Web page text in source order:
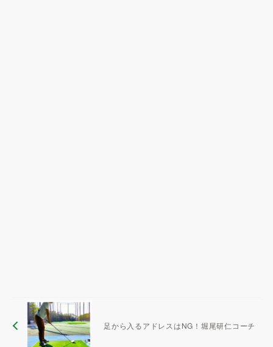
足から入るアドレスはNG！堀尾研仁コーチ